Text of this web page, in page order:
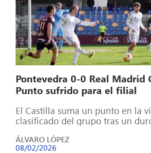
Pontevedra 0-0 Real Madrid
Punto sufrido para el filial
El Castilla suma un punto en la
clasificado del grupo tras un
ÁLVARO LÓPEZ
08/02/2026